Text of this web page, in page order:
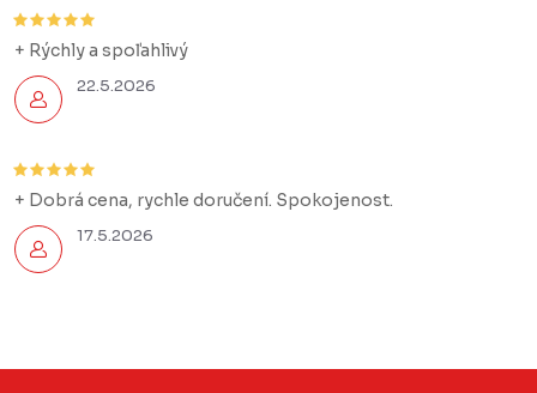
22.5.2026
+ Rýchly a spoľahlivý
17.5.2026
+ Dobrá cena, rychle doručení. Spokojenost.